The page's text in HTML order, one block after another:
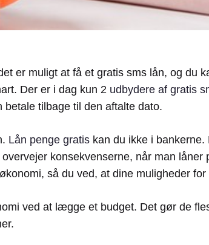
er muligt at få et gratis sms lån, og du
Der er i dag kun 2 udbydere af gratis
tilbage til den aftalte dato.
Lån penge gratis kan du ikke i
konsekvenserne, når man låner
så du ved, at dine muligheder
ved at lægge et budget. Det gør de